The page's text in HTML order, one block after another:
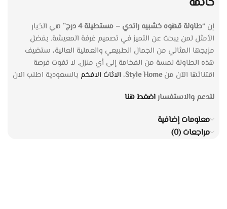
إن “طاولة قهوه خشبيه راندي – مستطيلة 4 درج
” هي الخيار
الأمثل لمن يبحث عن التميز في تصميم غرفة المعيشة. بفضل
مزيجها المثالي من الجمال الطبيعي والعملية العالية، ستضيف
هذه الطاولة لمسة من الفخامة إلى أي منزل. لا تفوت فرصة
اقتنائها الآن منStyle Home، الاثاث الافخم بالسعودية اطلب الان
للدعم والاستفساراضغط هنا
معلومات إضافية
مراجعات (0)